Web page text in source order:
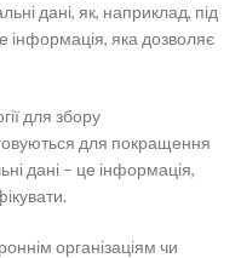
дані, як, наприклад, під
інформація, яка дозволяє
для збору
для покращення
дані – це інформація,
організаціям чи